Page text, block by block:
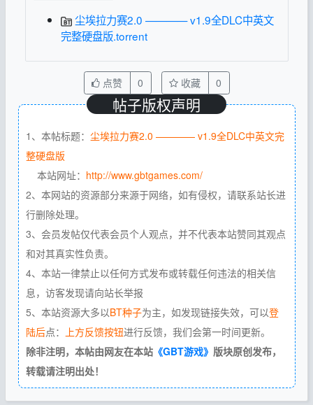
尘埃拉力赛2.0 ———— v1.9全DLC中英文
完整硬盘版.torrent
点赞 0 收藏 0
帖子版权声明
1、本帖标题： 尘埃拉力赛2.0 ———— v1.9全DLC中英文完
整硬盘版
本站网址： http://www.gbtgames.com/
2、本网站的资源部分来源于网络，如有侵权，请联系站长进
行删除处理。
3、会员发帖仅代表会员个人观点，并不代表本站赞同其观点
和对其真实性负责。
4、本站一律禁止以任何方式发布或转载任何违法的相关信
息，访客发现请向站长举报
5、本站资源大多以BT种子为主，如发现链接失效，可以登
陆后点： 上方反馈按钮进行反馈，我们会第一时间更新。
除非注明，本帖由网友在本站《GBT游戏》 版块原创发布，
转载请注明出处！